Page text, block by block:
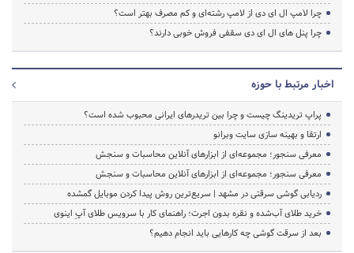
چرا لامپ ال ای دی از لامپ رشته‌ای و کم مصرف بهتر است؟
چرا پنل های ال ای دی سقفی فروش خوبی دارند؟
اخبار مرتبط با حوزه
پراپ تریدینگ چیست و چرا بین تریدرهای ایرانی محبوب شده است؟
ارتقا و بهینه سازی سایت وبرانو
معرفی سنجور؛ مجموعه‌ای از ابزارهای آنلاین محاسبات و سنجش
معرفی سنجور؛ مجموعه‌ای از ابزارهای آنلاین محاسبات و سنجش
ردیابی گوشی سرقتی در مشهد | سریع‌ترین روش پیدا کردن موبایل گمشده
خرید طلای آب‌شده و نقره بدون اجرت؛ راهنمای کار با سرویس طلای آپِ اینوی
بعد از سرقت گوشی چه کارهایی باید انجام دهیم؟